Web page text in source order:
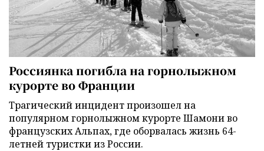
Россиянка погибла на горнолыжном
курорте во Франции
Трагический инцидент произошел на
популярном горнолыжном курорте Шамони во
французских Альпах, где оборвалась жизнь 64-
летней туристки из России.